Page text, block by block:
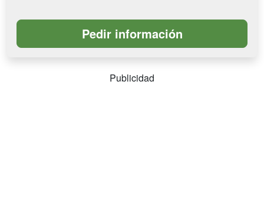
Publicidad